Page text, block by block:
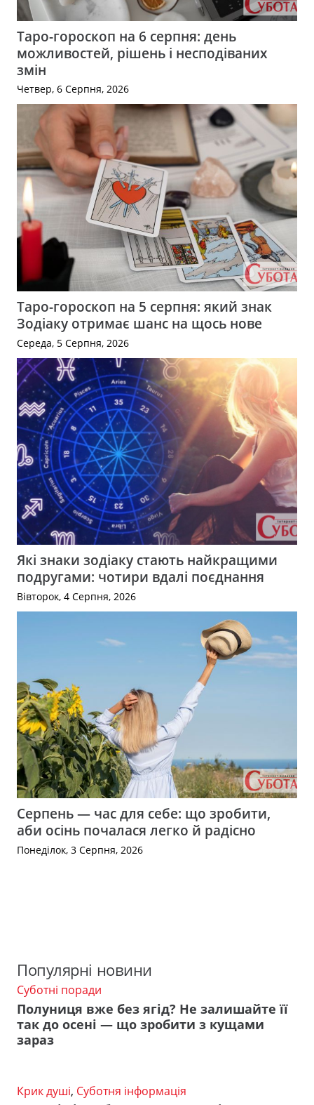
Таро-гороскоп на 6 серпня: день
можливостей, рішень і несподіваних
змін
Четвер, 6 Серпня, 2026
Таро-гороскоп на 5 серпня: який знак
Зодіаку отримає шанс на щось нове
Середа, 5 Серпня, 2026
Які знаки зодіаку стають найкращими
подругами: чотири вдалі поєднання
Вівторок, 4 Серпня, 2026
Серпень — час для себе: що зробити,
аби осінь почалася легко й радісно
Понеділок, 3 Серпня, 2026
Популярні новини
Суботні поради
Полуниця вже без ягід? Не залишайте її
так до осені — що зробити з кущами
зараз
Крик душі, Суботня інформація